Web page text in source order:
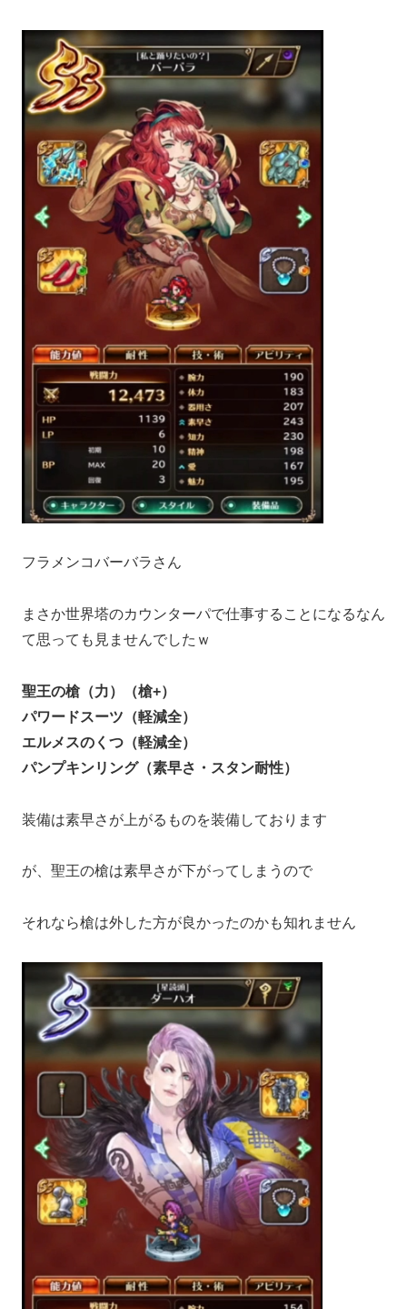
フラメンコバーバラさん
まさか世界塔のカウンターパで仕事することになるなん
て思っても見ませんでしたｗ
聖王の槍（力）（槍+）
パワードスーツ（軽減全）
エルメスのくつ（軽減全）
パンプキンリング（素早さ・スタン耐性）
装備は素早さが上がるものを装備しております
が、聖王の槍は素早さが下がってしまうので
それなら槍は外した方が良かったのかも知れません